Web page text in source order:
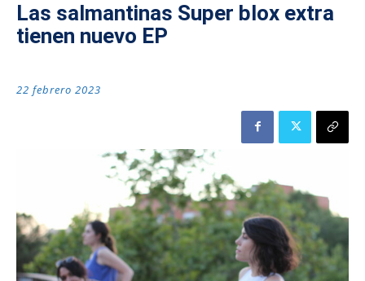
Las salmantinas Super blox extra
tienen nuevo EP
22 febrero 2023